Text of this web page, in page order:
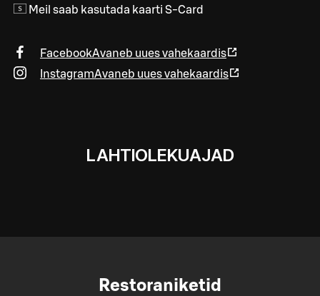
Meil saab kasutada kaarti S-Card
FacebookAvaneb uues vahekaardis
InstagramAvaneb uues vahekaardis
LAHTIOLEKUAJAD
Restoraniketid